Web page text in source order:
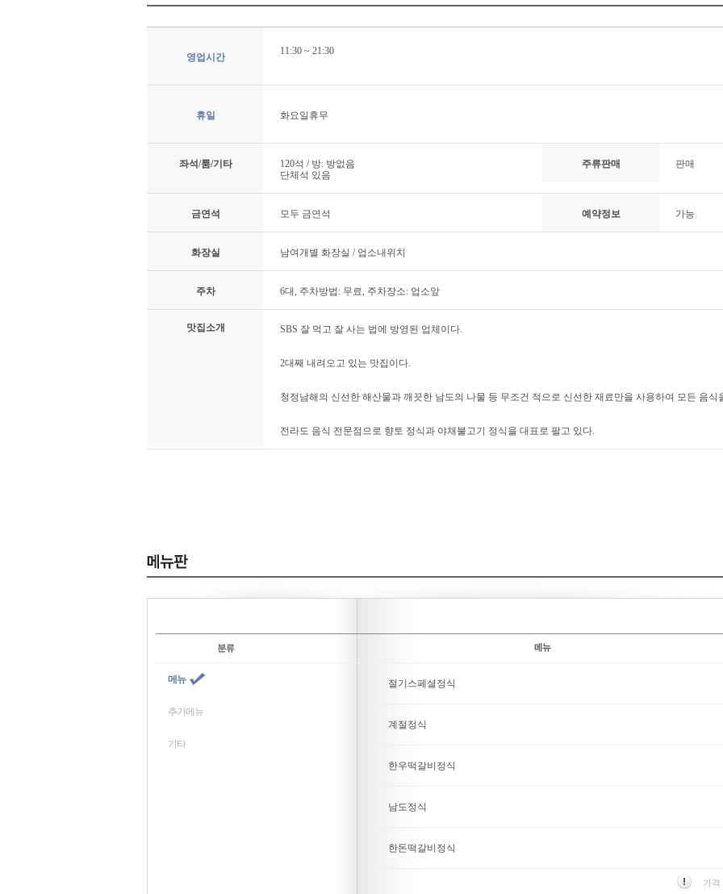
영업시간
11:30 ~ 21:30
휴일 화요일휴무
좌석/룸/기타
120석 / 방: 방없음
단체석 있음
주류판매 판매
금연석 모두 금연석 예약정보 가능
화장실 남여개별 화장실 / 업소내위치
주차 6대, 주차방법: 무료, 주차장소: 업소앞
맛집소개 SBS 잘 먹고 잘 사는 법에 방영된 업체이다.
2대째 내려오고 있는 맛집이다.
청정남해의 신선한 해산물과 깨끗한 남도의 나물 등 무조건 적으로 신선한 재료만을 사용하여 모든 음식
전라도 음식 전문점으로 향토 정식과 야채불고기 정식을 대표로 팔고 있다.
메뉴
추가메뉴
기타
절기스페셜정식
계절정식
한우떡갈비정식
남도정식
한돈떡갈비정식
가격